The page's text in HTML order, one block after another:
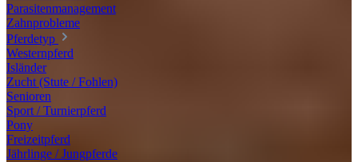
Parasitenmanagement
Zahnprobleme
Pferdetyp
Westernpferd
Isländer
Zucht (Stute / Fohlen)
Senioren
Sport / Turnierpferd
Pony
Freizeitpferd
Jährlinge / Jungpferde